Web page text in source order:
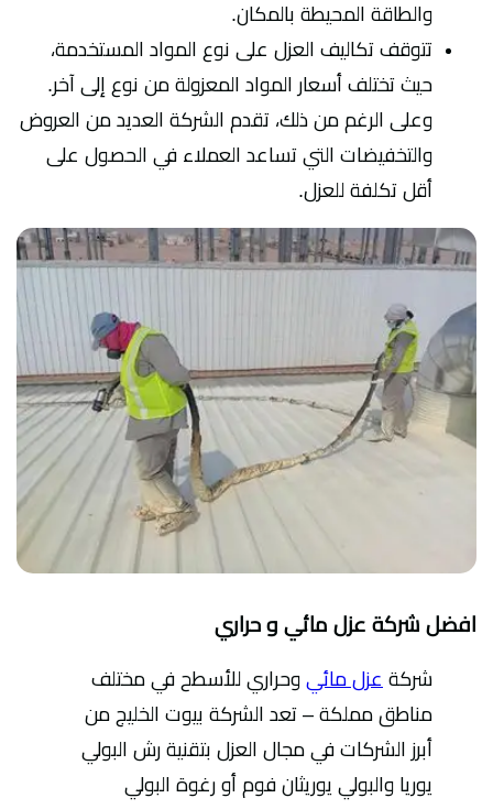
والطاقة المحيطة بالمكان.
تتوقف تكاليف العزل على نوع المواد المستخدمة،
حيث تختلف أسعار المواد المعزولة من نوع إلى آخر.
وعلى الرغم من ذلك، تقدم الشركة العديد من العروض
والتخفيضات التي تساعد العملاء في الحصول على
أقل تكلفة للعزل.
افضل شركة عزل مائي و حراري
شركة عزل مائي وحراري للأسطح في مختلف
مناطق مملكة – تعد الشركة بيوت الخليج من
أبرز الشركات في مجال العزل بتقنية رش البولي
يوريا والبولي يوريثان فوم أو رغوة البولي